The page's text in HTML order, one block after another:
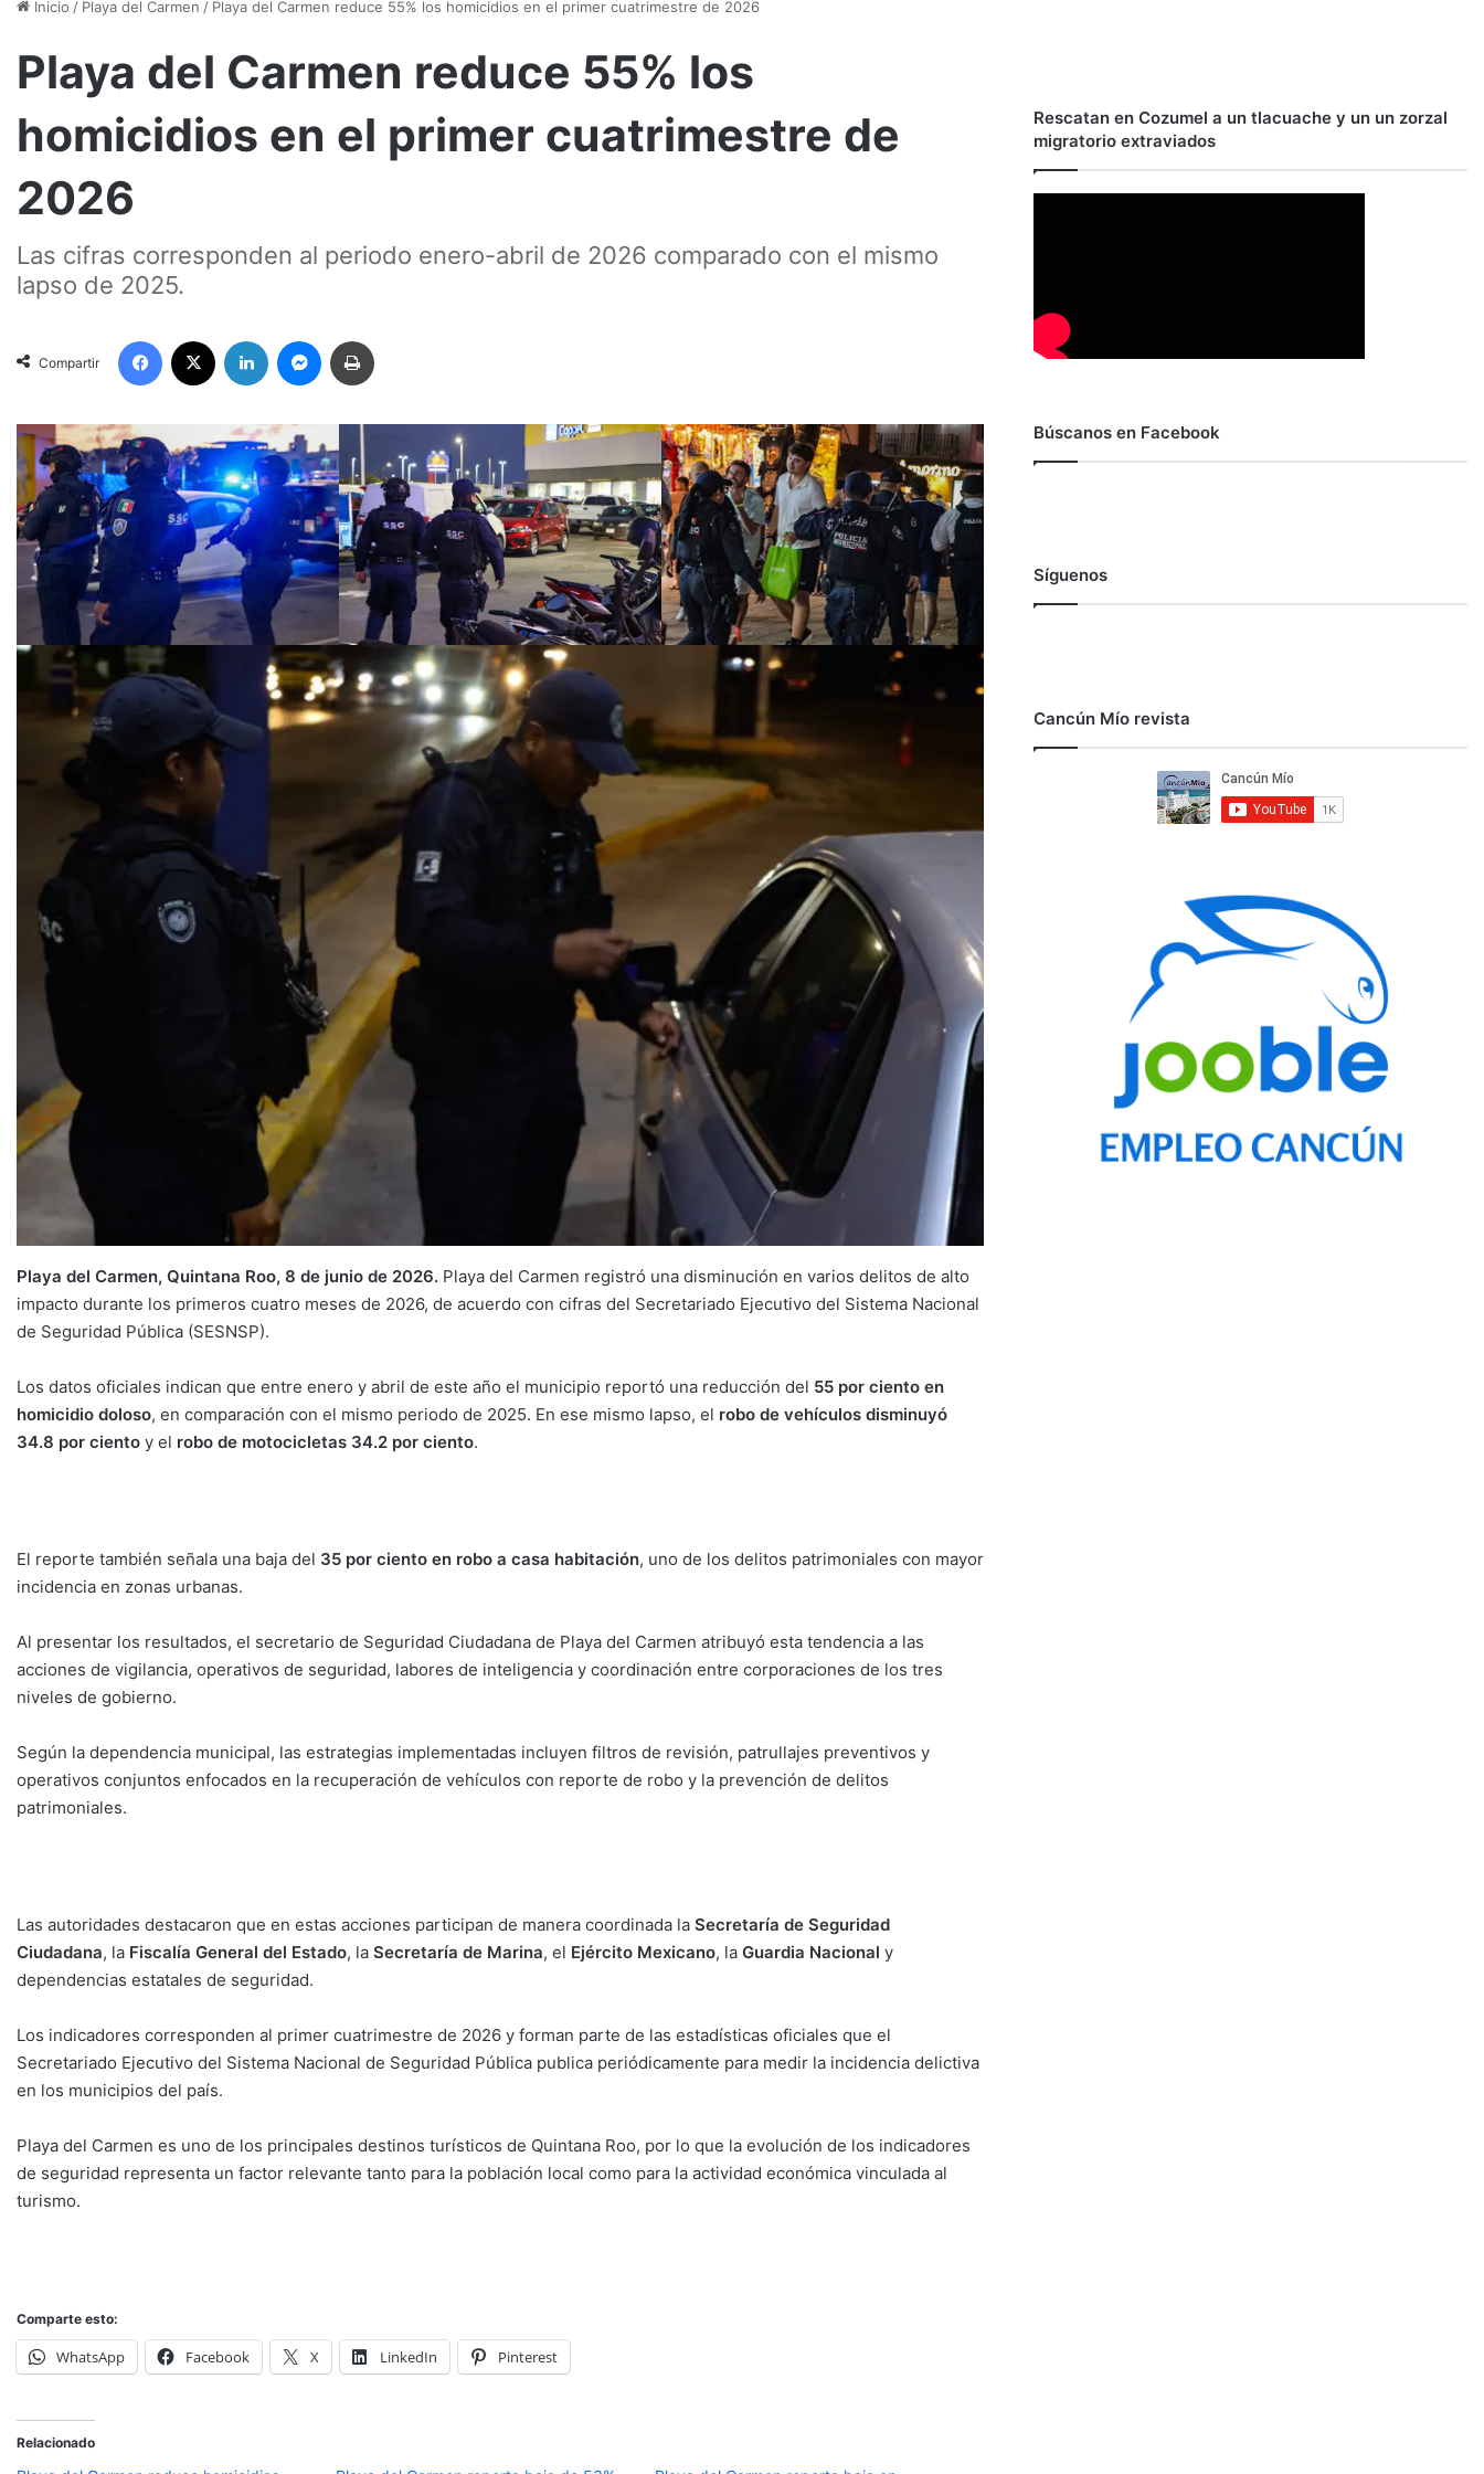
Inicio / Playa del Carmen / Playa del Carmen reduce 55% los homicidios en el primer cuatrimestre de 2026
Playa del Carmen reduce 55% los
homicidios en el primer cuatrimestre de
2026
Las cifras corresponden al periodo enero-abril de 2026 comparado con el mismo
lapso de 2025.
Compartir
Facebook LinkedIn Messenger
Playa del Carmen, Quintana Roo, 8 de junio de 2026. Playa del Carmen registró una disminución en varios delitos de alto
impacto durante los primeros cuatro meses de 2026, de acuerdo con cifras del Secretariado Ejecutivo del Sistema Nacional
de Seguridad Pública (SESNSP).
Los datos oficiales indican que entre enero y abril de este año el municipio reportó una reducción del 55 por ciento en
homicidio doloso, en comparación con el mismo periodo de 2025. En ese mismo lapso, el robo de vehículos disminuyó
34.8 por ciento y el robo de motocicletas 34.2 por ciento.
El reporte también señala una baja del 35 por ciento en robo a casa habitación, uno de los delitos patrimoniales con mayor
incidencia en zonas urbanas.
Al presentar los resultados, el secretario de Seguridad Ciudadana de Playa del Carmen atribuyó esta tendencia a las
acciones de vigilancia, operativos de seguridad, labores de inteligencia y coordinación entre corporaciones de los tres
niveles de gobierno.
Según la dependencia municipal, las estrategias implementadas incluyen filtros de revisión, patrullajes preventivos y
operativos conjuntos enfocados en la recuperación de vehículos con reporte de robo y la prevención de delitos
patrimoniales.
Las autoridades destacaron que en estas acciones participan de manera coordinada la Secretaría de Seguridad
Ciudadana, la Fiscalía General del Estado, la Secretaría de Marina, el Ejército Mexicano, la Guardia Nacional y
dependencias estatales de seguridad.
Los indicadores corresponden al primer cuatrimestre de 2026 y forman parte de las estadísticas oficiales que el
Secretariado Ejecutivo del Sistema Nacional de Seguridad Pública publica periódicamente para medir la incidencia delictiva
en los municipios del país.
Playa del Carmen es uno de los principales destinos turísticos de Quintana Roo, por lo que la evolución de los indicadores
de seguridad representa un factor relevante tanto para la población local como para la actividad económica vinculada al
turismo.
Comparte esto:
WhatsApp Facebook X LinkedIn Pinterest
Relacionado
Rescatan en Cozumel a un tlacuache y un un zorzal
migratorio extraviados
Búscanos en Facebook
Síguenos
Cancún Mío revista